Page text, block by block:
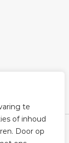
te
of inhoud
Door op